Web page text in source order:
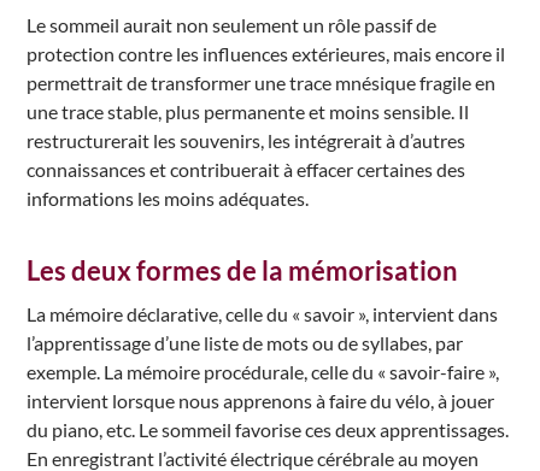
Le sommeil aurait non seulement un rôle passif de
protection contre les influences extérieures, mais encore il
permettrait de transformer une trace mnésique fragile en
une trace stable, plus permanente et moins sensible. Il
restructurerait les souvenirs, les intégrerait à d’autres
connaissances et contribuerait à effacer certaines des
informations les moins adéquates.
Les deux formes de la mémorisation
La mémoire déclarative, celle du « savoir », intervient dans
l’apprentissage d’une liste de mots ou de syllabes, par
exemple. La mémoire procédurale, celle du « savoir-faire »,
intervient lorsque nous apprenons à faire du vélo, à jouer
du piano, etc. Le sommeil favorise ces deux apprentissages.
En enregistrant l’activité électrique cérébrale au moyen